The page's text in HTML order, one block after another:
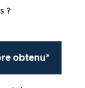
?
obtenu*